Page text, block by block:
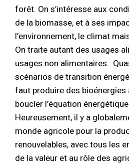
forêt. On s’intéresse aux
de la biomasse, et à ses
l’environnement, le climat
On traite autant des usages
usages non alimentaires.
scénarios de transition
faut produire des bioénergies
boucler l’équation
Heureusement, il y a
monde agricole pour la
renouvelables, avec tous les
de la valeur et au rôle des